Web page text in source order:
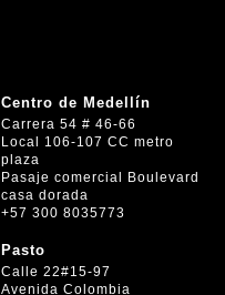
Centro de Medellín
Carrera 54 # 46-66
Local 106-107 CC metro
plaza
Pasaje comercial Boulevard
casa dorada
+57 300 8035773
Pasto
Calle 22#15-97
Avenida Colombia